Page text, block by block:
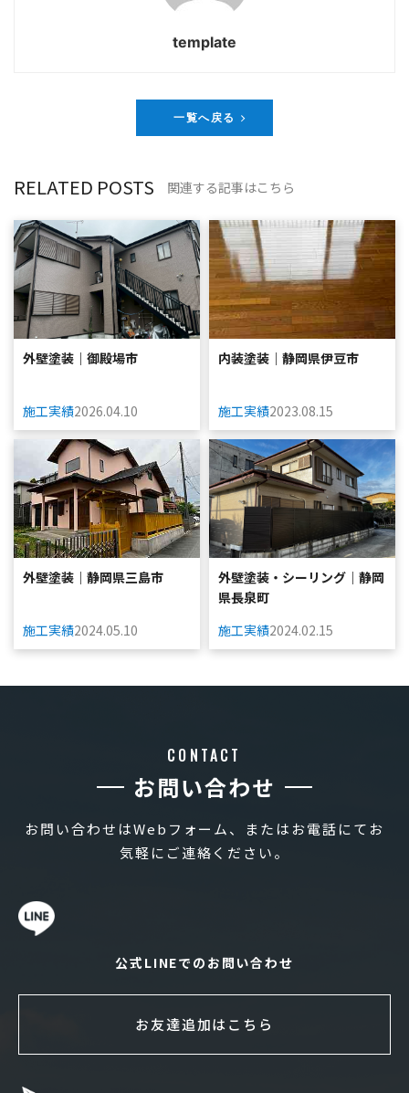
template
一覧へ戻る
RELATED POSTS 関連する記事はこちら
外壁塗装｜御殿場市
施工実績2026.04.10
内装塗装｜静岡県伊豆市
施工実績2023.08.15
外壁塗装｜静岡県三島市
施工実績2024.05.10
外壁塗装・シーリング｜静岡
県長泉町
施工実績2024.02.15
CONTACT
お問い合わせ
お問い合わせはWebフォーム、またはお電話にてお
気軽にご連絡ください。
公式LINEでのお問い合わせ
お友達追加はこちら